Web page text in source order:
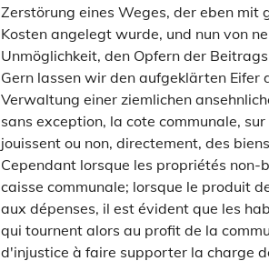
Zerstörung eines Weges, der eben mit
Kosten angelegt wurde, und nun von
Unmöglichkeit, den Opfern der
Gern lassen wir den aufgeklärten Eifer
Verwaltung einer ziemlichen
sans exception, la cote communale,
jouissent ou non, directement, des
Cependant lorsque les propriétés
caisse communale; lorsque le produit
aux dépenses, il est évident que les
qui tournent alors au profit de la
d'injustice à faire supporter la charge